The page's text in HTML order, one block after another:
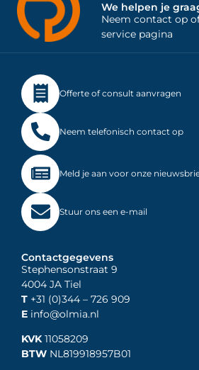
We helpen je
Neem contact op
service pagina
Offerte of consult aanvragen
Neem telefonisch contact op
Meld je aan voor onze
Stuur ons een e-mail
Contactgegevens
Stephensonstraat 9
4004 JA Tiel
T +31 (0)344 – 726 909
E info@olmia.nl
KVK11058209
BTW NL819918957B01